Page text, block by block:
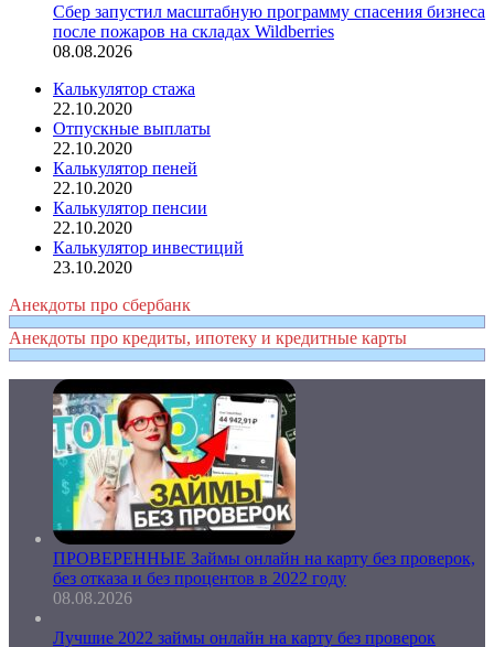
Сбер запустил масштабную программу спасения бизнеса
после пожаров на складах Wildberries
08.08.2026
Калькулятор стажа
22.10.2020
Отпускные выплаты
22.10.2020
Калькулятор пеней
22.10.2020
Калькулятор пенсии
22.10.2020
Калькулятор инвестиций
23.10.2020
Анекдоты про сбербанк
Анекдоты про кредиты, ипотеку и кредитные карты
ПРОВЕРЕННЫЕ Займы онлайн на карту без проверок,
без отказа и без процентов в 2022 году
08.08.2026
Лучшие 2022 займы онлайн на карту без проверок